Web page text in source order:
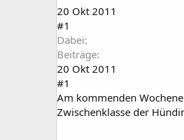
t
r
m
20 Okt 2011
#1
Dabei
Beiträge
20 Okt 2011
#1
Am kommenden
Zwischenklasse der